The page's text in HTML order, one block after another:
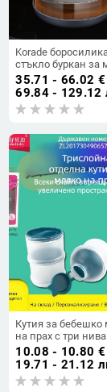
Korade
стъкло буркан за
на прах,
влагозащитен и
светлозащитен,
портативен за
35.71 - 66.02 €
69.84 - 129.12
Кутия за бебешко
на прах с три
портативна с
за мляко и
Shebaby,
възраст 0–3
10.08 - 10.80 €
19.71 - 21.12